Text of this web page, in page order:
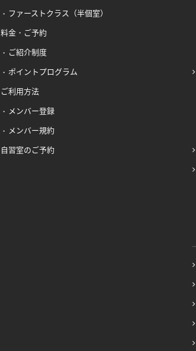
ファーストクラス（半個室）
料金・ご予約
ご紹介制度
ポイントプログラム
ご利用方法
メンバー登録
メンバー規約
自習室のご予約